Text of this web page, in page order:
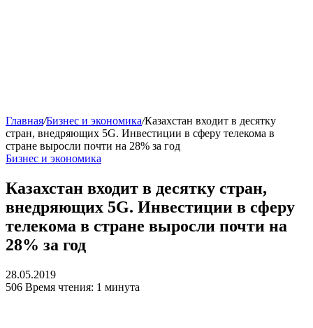
Главная/Бизнес и экономика/Казахстан входит в десятку
стран, внедряющих 5G. Инвестиции в сферу телекома в
стране выросли почти на 28% за год
Бизнес и экономика
Казахстан входит в десятку стран,
внедряющих 5G. Инвестиции в сферу
телекома в стране выросли почти на
28% за год
28.05.2019
506 Время чтения: 1 минута